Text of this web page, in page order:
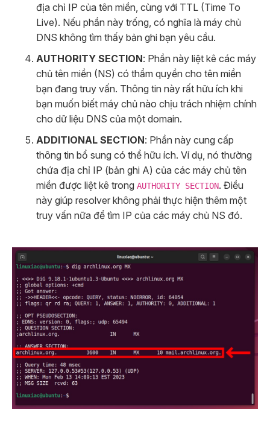
địa chỉ IP của tên miền, cùng với TTL (Time To
Live). Nếu phần này trống, có nghĩa là máy chủ
DNS không tìm thấy bản ghi bạn yêu cầu.
AUTHORITY SECTION: Phần này liệt kê các máy
chủ tên miền (NS) có thẩm quyền cho tên miền
bạn đang truy vấn. Thông tin này rất hữu ích khi
bạn muốn biết máy chủ nào chịu trách nhiệm chính
cho dữ liệu DNS của một domain.
ADDITIONAL SECTION: Phần này cung cấp
thông tin bổ sung có thể hữu ích. Ví dụ, nó thường
chứa địa chỉ IP (bản ghi A) của các máy chủ tên
miền được liệt kê trong AUTHORITY SECTION. Điều
này giúp resolver không phải thực hiện thêm một
truy vấn nữa để tìm IP của các máy chủ NS đó.